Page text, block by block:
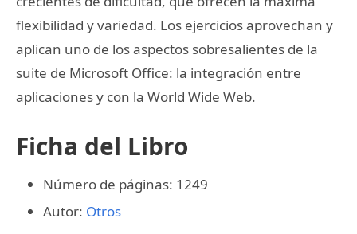
flexibilidad y variedad. Los ejercicios aprovechan y
aplican uno de los aspectos sobresalientes de la
suite de Microsoft Office: la integración entre
aplicaciones y con la World Wide Web.
Ficha del Libro
Número de páginas: 1249
Autor: Otros